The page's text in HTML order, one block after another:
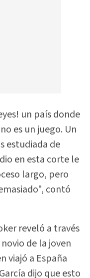
un país donde
es un juego. Un
estudiada de
en esta corte le
largo, pero
contó
reveló a través
de la joven
viajó a España
dijo que esto